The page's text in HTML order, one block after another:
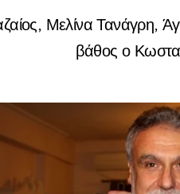
Μελίνα Τανάγρη,
βάθος ο